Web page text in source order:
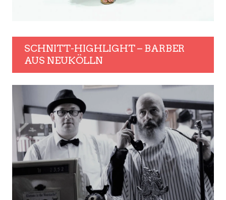
SCHNITT-HIGHLIGHT – BARBER
AUS NEUKÖLLN